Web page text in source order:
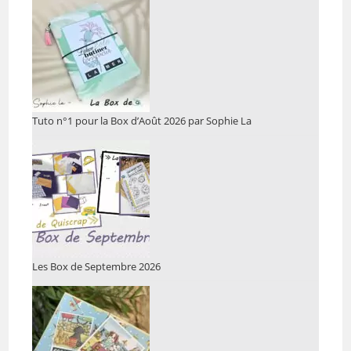
Tuto n°1 pour la Box d’Août 2026 par Sophie La
Les Box de Septembre 2026